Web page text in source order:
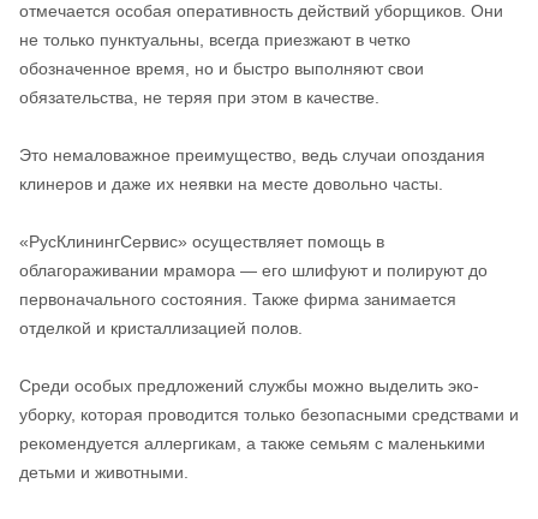
отмечается особая оперативность действий уборщиков. Они
не только пунктуальны, всегда приезжают в четко
обозначенное время, но и быстро выполняют свои
обязательства, не теряя при этом в качестве.
Это немаловажное преимущество, ведь случаи опоздания
клинеров и даже их неявки на месте довольно часты.
«РусКлинингСервис» осуществляет помощь в
облагораживании мрамора — его шлифуют и полируют до
первоначального состояния. Также фирма занимается
отделкой и кристаллизацией полов.
Среди особых предложений службы можно выделить эко-
уборку, которая проводится только безопасными средствами и
рекомендуется аллергикам, а также семьям с маленькими
детьми и животными.